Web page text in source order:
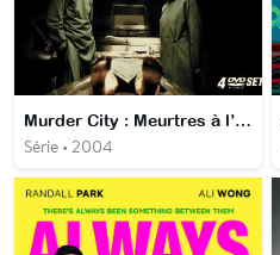
Murder City : Meurtres à l’anglaise
Série • 2004